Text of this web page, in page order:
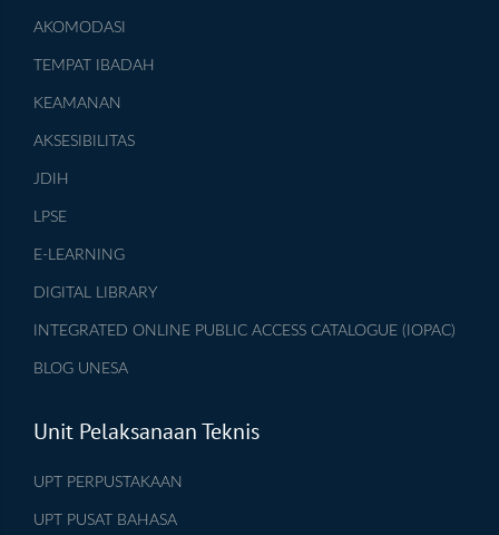
AKOMODASI
TEMPAT IBADAH
KEAMANAN
AKSESIBILITAS
JDIH
LPSE
E-LEARNING
DIGITAL LIBRARY
INTEGRATED ONLINE PUBLIC ACCESS CATALOGUE (IOPAC)
BLOG UNESA
Unit Pelaksanaan Teknis
UPT PERPUSTAKAAN
UPT PUSAT BAHASA